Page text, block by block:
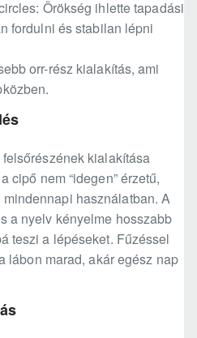
Örökség ihlette tapadási
fordulni és stabilan lépni
orr-rész kialakítás, ami
kialakítása
cipő nem “idegen” érzetű,
használatban. A
a nyelv kényelme hosszabb
teszi a lépéseket. Fűzéssel
lábon marad, akár egész nap